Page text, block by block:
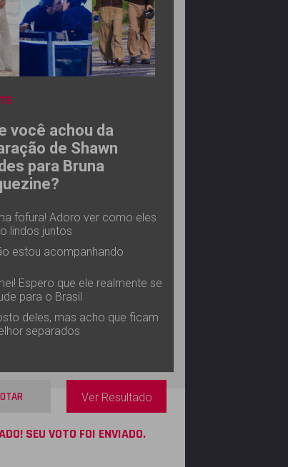
você achou da
de Shawn
para Bruna
fofura! Adoro ver como eles
lindos juntos
estou acompanhando
Espero que ele realmente se
para o Brasil
deles, mas acho que ficam
separados
Ver Resultado
SEU VOTO FOI ENVIADO.